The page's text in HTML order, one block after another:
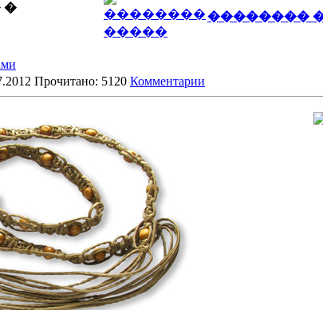
�
��������
Прочитано: 5120 Комментарии